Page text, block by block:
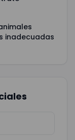
inadecuadas